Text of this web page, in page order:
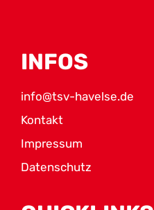
INFOS
info@tsv-havelse.de
Kontakt
Impressum
Datenschutz